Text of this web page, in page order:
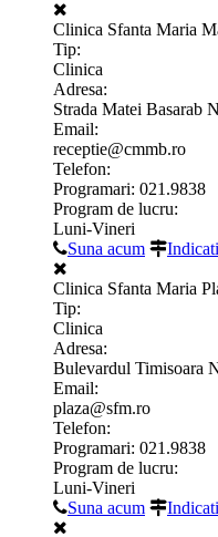
Clinica Sfanta Maria
Tip:
Clinica
Adresa:
Strada Matei Basarab
Email:
receptie@cmmb.ro
Telefon:
Programari: 021.9838
Program de lucru:
Luni-Vineri
Suna acum
Clinica Sfanta Maria
Tip:
Clinica
Adresa:
Bulevardul Timisoara
Email:
plaza@sfm.ro
Telefon:
Programari: 021.9838
Program de lucru:
Luni-Vineri
Suna acum